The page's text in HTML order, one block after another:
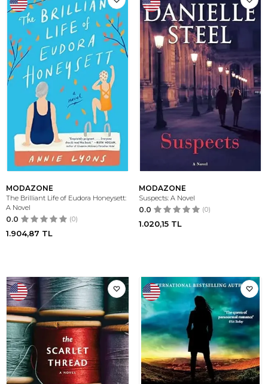
MODAZONE
The Brilliant Life of Eudora Honeysett:
A Novel
0.0 (0)
1.904,87 TL
MODAZONE
Suspects: A Novel
0.0 (0)
1.020,15 TL